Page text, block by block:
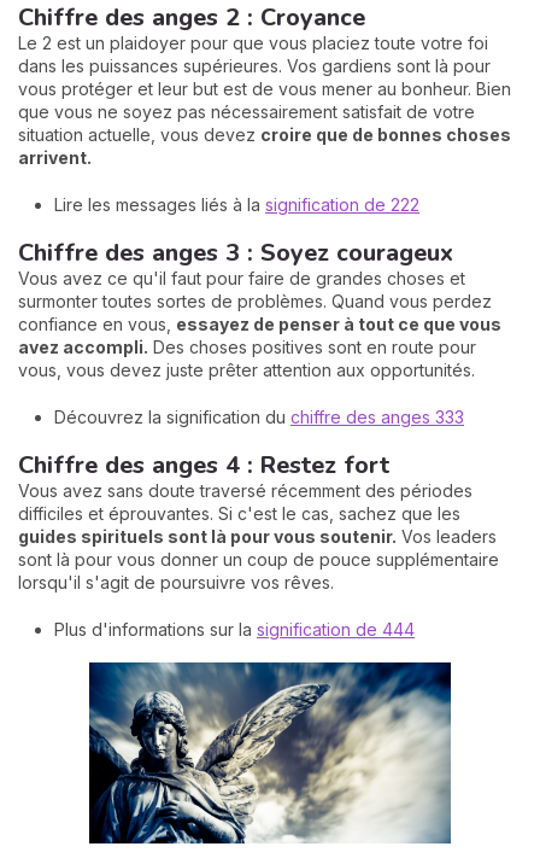
Chiffre des anges 2 : Croyance
Le 2 est un plaidoyer pour que vous placiez toute votre foi
dans les puissances supérieures. Vos gardiens sont là pour
vous protéger et leur but est de vous mener au bonheur. Bien
que vous ne soyez pas nécessairement satisfait de votre
situation actuelle, vous devez croire que de bonnes choses
arrivent.
Lire les messages liés à la signification de 222
Chiffre des anges 3 : Soyez courageux
Vous avez ce qu'il faut pour faire de grandes choses et
surmonter toutes sortes de problèmes. Quand vous perdez
confiance en vous, essayez de penser à tout ce que vous
avez accompli. Des choses positives sont en route pour
vous, vous devez juste prêter attention aux opportunités.
Découvrez la signification du chiffre des anges 333
Chiffre des anges 4 : Restez fort
Vous avez sans doute traversé récemment des périodes
difficiles et éprouvantes. Si c'est le cas, sachez que les
guides spirituels sont là pour vous soutenir. Vos leaders
sont là pour vous donner un coup de pouce supplémentaire
lorsqu'il s'agit de poursuivre vos rêves.
Plus d'informations sur la signification de 444